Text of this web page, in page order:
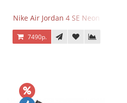
Nike Air Jordan 4 SE Neon
7490р.